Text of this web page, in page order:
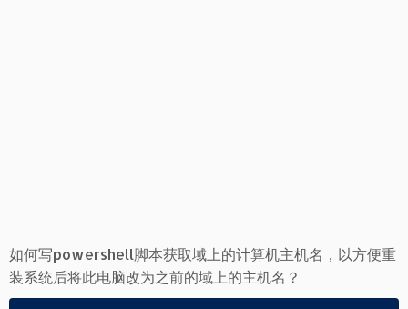
如何写powershell脚本获取域上的计算机主机名，以方便重
装系统后将此电脑改为之前的域上的主机名？